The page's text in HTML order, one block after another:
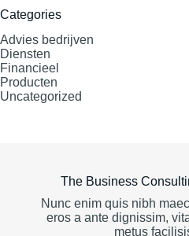
Categories
Advies bedrijven
Diensten
Financieel
Producten
Uncategorized
The Business
Nunc enim quis nibh
eros a ante dignissim,
metus